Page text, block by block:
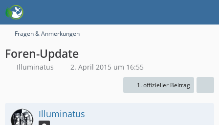
Fragen & Anmerkungen
Foren-Update
Illuminatus 2. April 2015 um 16:55
1. offizieller Beitrag
Illuminatus